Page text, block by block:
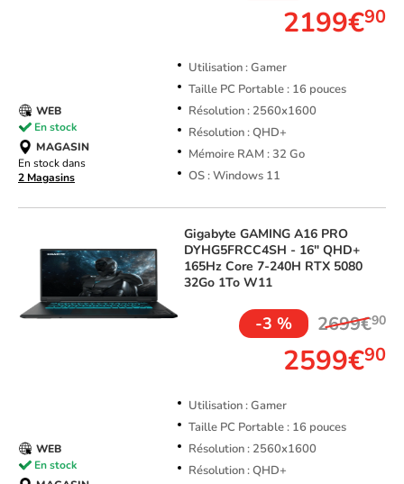
2199€90
Utilisation : Gamer
Taille PC Portable : 16 pouces
Résolution : 2560x1600
Résolution : QHD+
Mémoire RAM : 32 Go
OS : Windows 11
WEB
En stock
MAGASIN
En stock dans
2 Magasins
Gigabyte GAMING A16 PRO
DYHG5FRCC4SH - 16" QHD+
165Hz Core 7-240H RTX 5080
32Go 1To W11
-3 % 2699€90
2599€90
Utilisation : Gamer
Taille PC Portable : 16 pouces
Résolution : 2560x1600
Résolution : QHD+
WEB
En stock